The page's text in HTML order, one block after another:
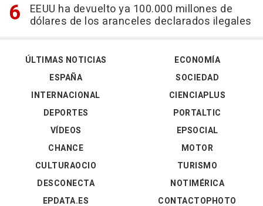
EEUU ha devuelto ya 100.000 millones de
dólares de los aranceles declarados ilegales
ÚLTIMAS NOTICIAS
ESPAÑA
INTERNACIONAL
DEPORTES
VÍDEOS
ECONOMÍA
SOCIEDAD
CIENCIAPLUS
PORTALTIC
EPSOCIAL
CHANCE
CULTURAOCIO
DESCONECTA
EPDATA.ES
MOTOR
TURISMO
NOTIMÉRICA
CONTACTOPHOTO